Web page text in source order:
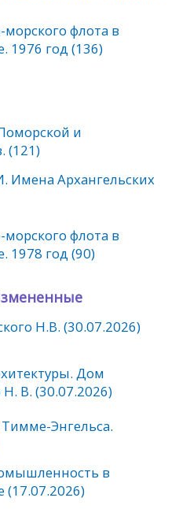
флота в
1976 год (136)
и
(121)
Имена Архангельских
флота в
1978 год (90)
Н.В. (30.07.2026)
Дом
В. (30.07.2026)
Энгельса.
в
(17.07.2026)